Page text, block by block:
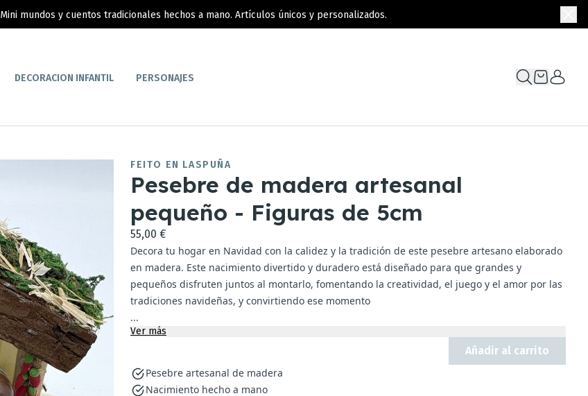
Mini mundos y cuentos tradicionales hechos a mano. Artículos únicos y personalizados.
DECORACION INFANTIL PERSONAJES
FEITO EN LASPUÑA
Pesebre de madera artesanal
pequeño - Figuras de 5cm
55,00 €
Decora tu hogar en Navidad con la calidez y la tradición de este pesebre artesano elaborado
en madera. Este nacimiento divertido y duradero está diseñado para que grandes y
pequeños disfruten juntos al montarlo, fomentando la creatividad, el juego y el amor por las
tradiciones navideñas, y convirtiendo ese momento
...
Ver más
Añadir al carrito
Pesebre artesanal de madera
Nacimiento hecho a mano